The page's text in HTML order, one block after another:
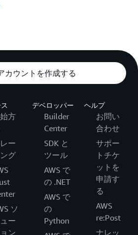
カウントを作成する
方
レー
グ
ソ
ー
ン
デベロッパー
Builder
Center
SDK と
ツール
AWS で
の .NET
AWS で
の
Python
ヘルプ
お問い
合わせ
サポー
トチケ
ットを
申請す
る
AWS
re:Post
ナレッ